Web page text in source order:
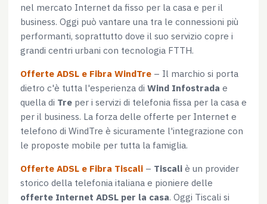
nel mercato Internet da fisso per la casa e per il
business. Oggi può vantare una tra le connessioni più
performanti, soprattutto dove il suo servizio copre i
grandi centri urbani con tecnologia FTTH.
Offerte ADSL e Fibra WindTre – Il marchio si porta
dietro c'è tutta l'esperienza di Wind Infostrada e
quella di Tre per i servizi di telefonia fissa per la casa e
per il business. La forza delle offerte per Internet e
telefono di WindTre è sicuramente l'integrazione con
le proposte mobile per tutta la famiglia.
Offerte ADSL e Fibra Tiscali – Tiscali è un provider
storico della telefonia italiana e pioniere delle
offerte Internet ADSL per la casa. Oggi Tiscali si